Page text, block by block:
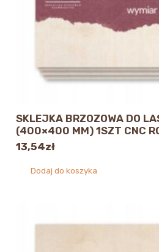
SKLEJKA BRZOZOWA DO
(400×400 MM) 1SZT CNC
13,54zł
Dodaj do koszyka